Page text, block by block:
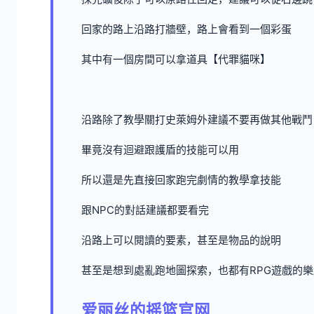
回家的路上沿路打牆壁，路上會看到一個彩蛋
其中有一個房間可以拿道具【代罪貓咪】
沿路除了教學關打史萊姆外建議不要再做其他戰鬥
畢竟沒有迴避跟護盾的技能可以用
所以還是先直接回家跑完劇情的教學拿技能
跟NPC的對話建議都要看完
沿路上可以閱讀的要素，甚至是物品的說明
甚至是想到處亂跑地圖探索，也都有RPG遊戲的
爱丽丝的摇篮官网